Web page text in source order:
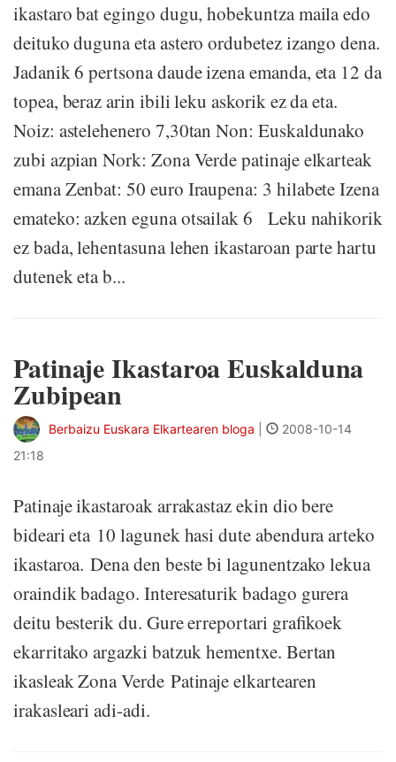
ikastaro bat egingo dugu, hobekuntza maila edo
deituko duguna eta astero ordubetez izango dena.
Jadanik 6 pertsona daude izena emanda, eta 12 da
topea, beraz arin ibili leku askorik ez da eta.
Noiz: astelehenero 7,30tan Non: Euskaldunako
zubi azpian Nork: Zona Verde patinaje elkarteak
emana Zenbat: 50 euro Iraupena: 3 hilabete Izena
emateko: azken eguna otsailak 6 Leku nahikorik
ez bada, lehentasuna lehen ikastaroan parte hartu
dutenek eta b...
Patinaje Ikastaroa Euskalduna
Zubipean
Berbaizu Euskara Elkartearen bloga
2008-10-14
21:18
Patinaje ikastaroak arrakastaz ekin dio bere
bideari eta 10 lagunek hasi dute abendura arteko
ikastaroa. Dena den beste bi lagunentzako lekua
oraindik badago. Interesaturik badago gurera
deitu besterik du. Gure erreportari grafikoek
ekarritako argazki batzuk hementxe. Bertan
ikasleak Zona Verde Patinaje elkartearen
irakasleari adi-adi.